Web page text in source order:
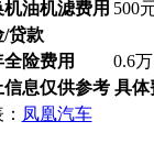
机油机滤费用 500
/贷款
险费用
0.6万
信息仅供参考 具
凤凰汽车